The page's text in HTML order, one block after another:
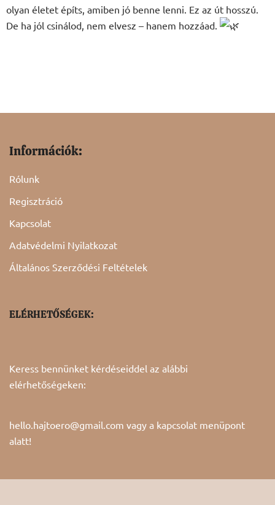
olyan életet építs, amiben jó benne lenni. Ez az út hosszú.
De ha jól csinálod, nem elvesz – hanem hozzáad.
Információk:
Rólunk
Regisztráció
Kapcsolat
Adatvédelmi Nyilatkozat
Általános Szerződési Feltételek
ELÉRHETŐSÉGEK:
Keress bennünket kérdéseiddel az alábbi
elérhetőségeken:
hello.hajtoero@gmail.com vagy a kapcsolat menüpont
alatt!